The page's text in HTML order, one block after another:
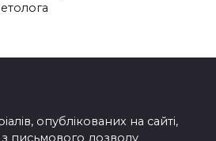
опублікованих на сайті,
з письмового дозволу